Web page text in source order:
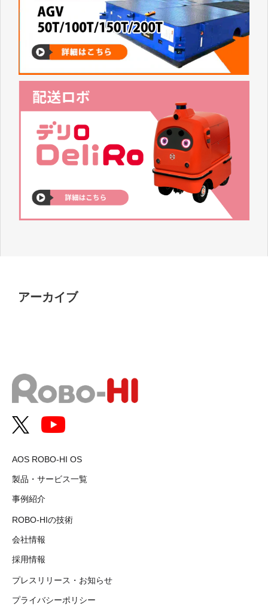
アーカイブ
AOS ROBO-HI OS
製品・サービス一覧
事例紹介
ROBO-HIの技術
会社情報
採用情報
プレスリリース・お知らせ
プライバシーポリシー